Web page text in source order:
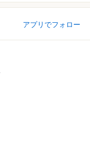
アプリでフォロー